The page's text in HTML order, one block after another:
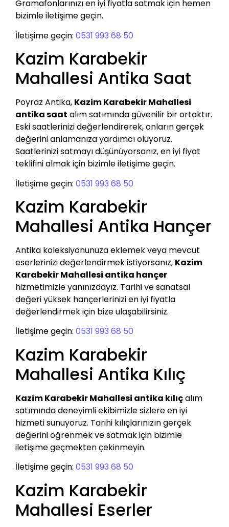
Gramafonlarınızı en iyi fiyatla satmak için hemen
bizimle iletişime geçin.
İletişime geçin: 0531 993 68 50
Kazim Karabekir
Mahallesi Antika Saat
Poyraz Antika, Kazim Karabekir Mahallesi
antika saat alım satımında güvenilir bir ortaktır.
Eski saatlerinizi değerlendirerek, onların gerçek
değerini anlamanıza yardımcı oluyoruz.
Saatlerinizi satmayı düşünüyorsanız, en iyi fiyat
teklifini almak için bizimle iletişime geçin.
İletişime geçin: 0531 993 68 50
Kazim Karabekir
Mahallesi Antika Hançer
Antika koleksiyonunuza eklemek veya mevcut
eserlerinizi değerlendirmek istiyorsanız, Kazim
Karabekir Mahallesi antika hançer
hizmetimizle yanınızdayız. Tarihi ve sanatsal
değeri yüksek hançerlerinizi en iyi fiyatla
değerlendirmek için bize ulaşabilirsiniz.
İletişime geçin: 0531 993 68 50
Kazim Karabekir
Mahallesi Antika Kılıç
Kazim Karabekir Mahallesi antika kılıçalım
satımında deneyimli ekibimizle sizlere en iyi
hizmeti sunuyoruz. Tarihi kılıçlarınızın gerçek
değerini öğrenmek ve satmak için bizimle
iletişime geçmekten çekinmeyin.
İletişime geçin: 0531 993 68 50
Kazim Karabekir
Mahallesi Eserler